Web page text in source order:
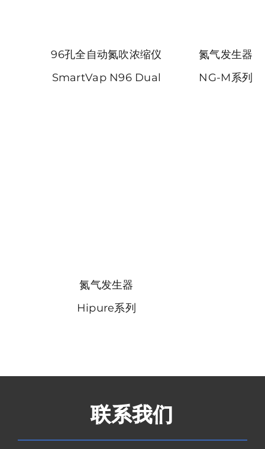
96孔全自动氮吹浓缩仪
SmartVap N96 Dual
氮气发生器
NG-M系列
氮气发生器
Hipure系列
联系我们